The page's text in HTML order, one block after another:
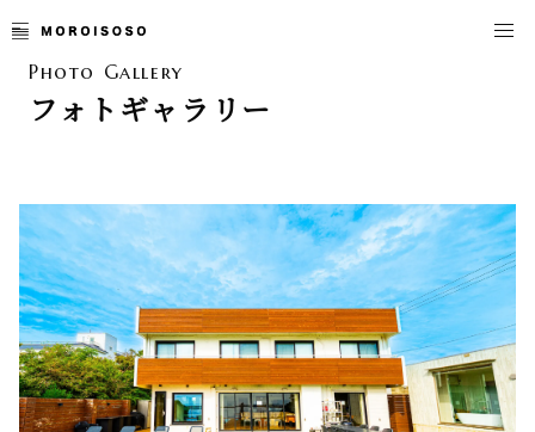
Photo Gallery
フォトギャラリー